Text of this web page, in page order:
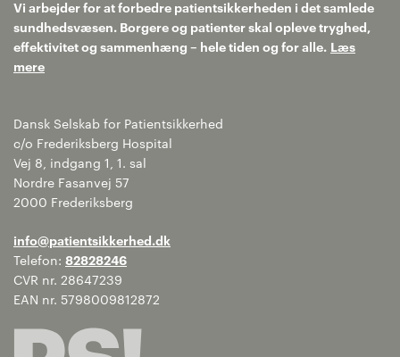
Vi arbejder for at forbedre patientsikkerheden i det samlede
sundhedsvæsen. Borgere og patienter skal opleve tryghed,
effektivitet og sammenhæng – hele tiden og for alle. Læs
mere
Dansk Selskab for Patientsikkerhed
c/o Frederiksberg Hospital
Vej 8, indgang 1, 1. sal
Nordre Fasanvej 57
2000 Frederiksberg
info@patientsikkerhed.dk
Telefon: 82828246
CVR nr. 28647239
EAN nr. 5798009812872